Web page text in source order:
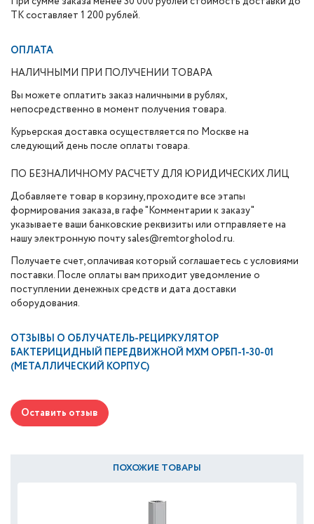
ТК составляет 1 200 рублей.
ОПЛАТА
НАЛИЧНЫМИ ПРИ ПОЛУЧЕНИИ ТОВАРА
Вы можете оплатить заказ наличными в рублях,
непосредственно в момент получения товара.
Курьерская доставка осуществляется по Москве на
следующий день после оплаты товара.
ПО БЕЗНАЛИЧНОМУ РАСЧЕТУ ДЛЯ ЮРИДИЧЕСКИХ ЛИЦ
Добавляете товар в корзину, проходите все этапы
формирования заказа, в гафе "Комментарии к заказу"
указываете ваши банковские реквизиты или отправляете на
нашу электронную почту sales@remtorgholod.ru.
Получаете счет, оплачивая который соглашаетесь с условиями
поставки. После оплаты вам приходит уведомление о
поступлении денежных средств и дата доставки
оборудования.
ОТЗЫВЫ О ОБЛУЧАТЕЛЬ-РЕЦИРКУЛЯТОР
БАКТЕРИЦИДНЫЙ ПЕРЕДВИЖНОЙ МХМ ОРБП-1-30-01
(МЕТАЛЛИЧЕСКИЙ КОРПУС)
Оставить отзыв
ПОХОЖИЕ ТОВАРЫ